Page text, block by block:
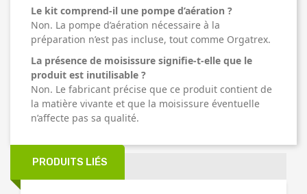
Le kit comprend-il une pompe d’aération ?
Non. La pompe d’aération nécessaire à la
préparation n’est pas incluse, tout comme Orgatrex.
La présence de moisissure signifie-t-elle que le
produit est inutilisable ?
Non. Le fabricant précise que ce produit contient de
la matière vivante et que la moisissure éventuelle
n’affecte pas sa qualité.
PRODUITS LIÉS